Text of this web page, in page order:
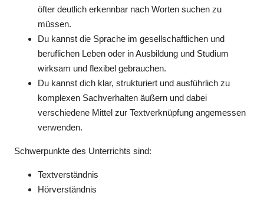
öfter deutlich erkennbar nach Worten suchen zu
müssen.
Du kannst die Sprache im gesellschaftlichen und
beruflichen Leben oder in Ausbildung und Studium
wirksam und flexibel gebrauchen.
Du kannst dich klar, strukturiert und ausführlich zu
komplexen Sachverhalten äußern und dabei
verschiedene Mittel zur Textverknüpfung angemessen
verwenden.
Schwerpunkte des Unterrichts sind:
Textverständnis
Hörverständnis